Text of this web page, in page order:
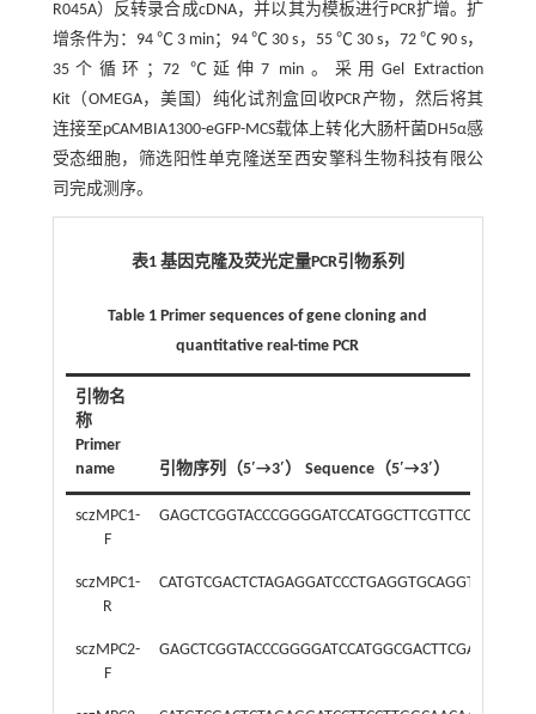
R045A）反转录合成cDNA，并以其为模板进行PCR扩增。扩
增条件为：94 ℃ 3 min；94 ℃ 30 s，55 ℃ 30 s，72 ℃ 90 s，
35个循环；72 ℃延伸7 min。采用Gel Extraction
Kit（OMEGA，美国）纯化试剂盒回收PCR产物，然后将其
连接至pCAMBIA1300-eGFP-MCS载体上转化大肠杆菌DH5α感
受态细胞，筛选阳性单克隆送至西安擎科生物科技有限公
司完成测序。
表1 基因克隆及荧光定量PCR引物系列
Table 1 Primer sequences of gene cloning and
quantitative real-time PCR
引物名
称
Primer
name
引物序列（5′→3′） Sequence（5′→3′）
sczMPC1-
F
GAGCTCGGTACCCGGGGATCCATGGCTTCGTTCCGAGCAT
sczMPC1-
R
sczMPC2-
F